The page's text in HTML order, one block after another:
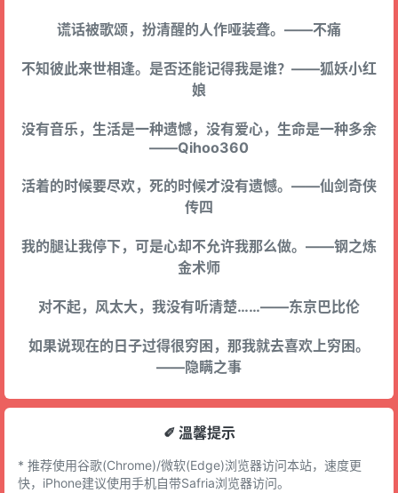
谎话被歌颂，扮清醒的人作哑装聋。——不痛
不知彼此来世相逢。是否还能记得我是谁？——狐妖小红
娘
没有音乐，生活是一种遗憾，没有爱心，生命是一种多余
——Qihoo360
活着的时候要尽欢，死的时候才没有遗憾。——仙剑奇侠
传四
我的腿让我停下，可是心却不允许我那么做。——钢之炼
金术师
对不起，风太大，我没有听清楚……——东京巴比伦
如果说现在的日子过得很穷困，那我就去喜欢上穷困。
——隐瞒之事
✐ 溫馨提示
* 推荐使用谷歌(Chrome)/微软(Edge)浏览器访问本站，速度更
快，iPhone建议使用手机自带Safria浏览器访问。